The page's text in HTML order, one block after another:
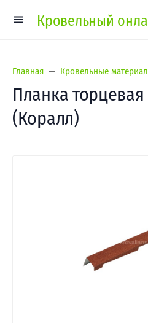
Кровельный
Главная Кровельные
Планка
(Коралл)